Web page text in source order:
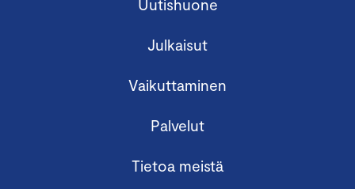
Uutishuone
Julkaisut
Vaikuttaminen
Palvelut
Tietoa meistä